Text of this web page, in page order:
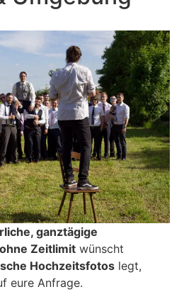
ganztägige
Zeitlimit wünscht
Hochzeitsfotos legt,
eure Anfrage.